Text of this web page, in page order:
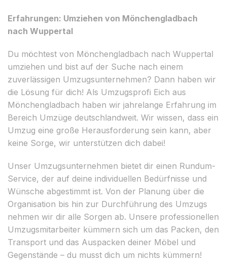
Erfahrungen: Umziehen von Mönchengladbach
nach Wuppertal
Du möchtest von Mönchengladbach nach Wuppertal
umziehen und bist auf der Suche nach einem
zuverlässigen Umzugsunternehmen? Dann haben wir
die Lösung für dich! Als Umzugsprofi Eich aus
Mönchengladbach haben wir jahrelange Erfahrung im
Bereich Umzüge deutschlandweit. Wir wissen, dass ein
Umzug eine große Herausforderung sein kann, aber
keine Sorge, wir unterstützen dich dabei!
Unser Umzugsunternehmen bietet dir einen Rundum-
Service, der auf deine individuellen Bedürfnisse und
Wünsche abgestimmt ist. Von der Planung über die
Organisation bis hin zur Durchführung des Umzugs
nehmen wir dir alle Sorgen ab. Unsere professionellen
Umzugsmitarbeiter kümmern sich um das Packen, den
Transport und das Auspacken deiner Möbel und
Gegenstände – du musst dich um nichts kümmern!